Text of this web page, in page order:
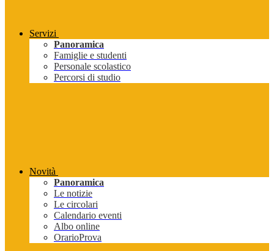
Servizi
Panoramica
Famiglie e studenti
Personale scolastico
Percorsi di studio
Novità
Panoramica
Le notizie
Le circolari
Calendario eventi
Albo online
OrarioProva